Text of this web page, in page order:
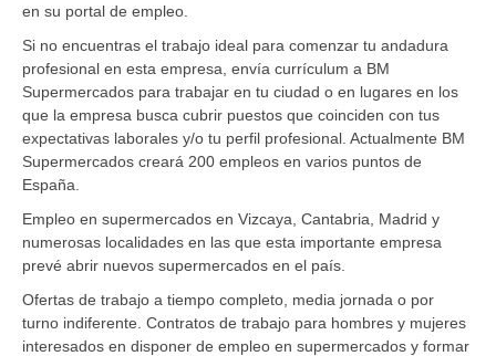
en su portal de empleo.
Si no encuentras el trabajo ideal para comenzar tu andadura
profesional en esta empresa, envía currículum a BM
Supermercados para trabajar en tu ciudad o en lugares en los
que la empresa busca cubrir puestos que coinciden con tus
expectativas laborales y/o tu perfil profesional. Actualmente BM
Supermercados creará 200 empleos en varios puntos de
España.
Empleo en supermercados en Vizcaya, Cantabria, Madrid y
numerosas localidades en las que esta importante empresa
prevé abrir nuevos supermercados en el país.
Ofertas de trabajo a tiempo completo, media jornada o por
turno indiferente. Contratos de trabajo para hombres y mujeres
interesados en disponer de empleo en supermercados y formar